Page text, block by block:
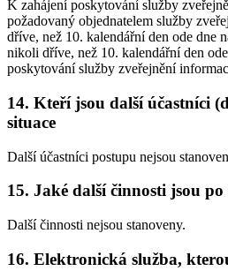
K zahájení poskytování služby
požadovaný objednatelem služby
dříve, než 10. kalendářní den ode dne
nikoli dříve, než 10. kalendářní den
poskytování služby zveřejnění
14. Kteří jsou další účastníci
situace
Další účastníci postupu nejsou
15. Jaké další činnosti jsou
Další činnosti nejsou stanoveny.
16. Elektronická služba,